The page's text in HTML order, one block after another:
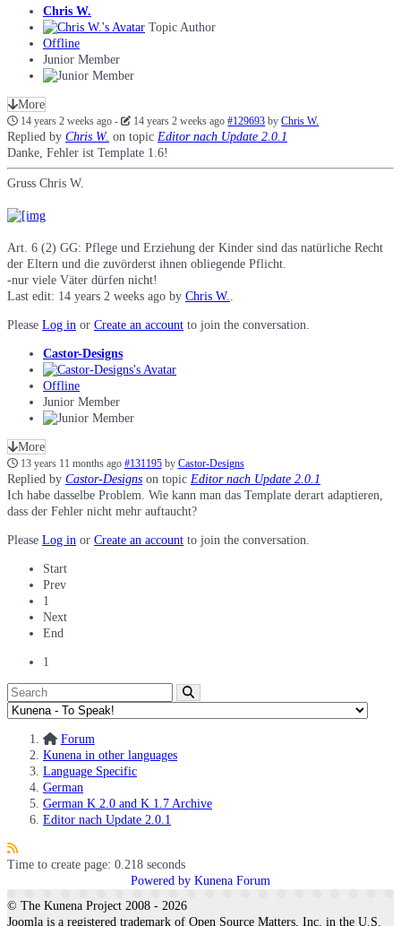
Chris W.
Topic Author
Offline
Junior Member
More
14 years 2 weeks ago- 14 years 2 weeks ago #129693 byChris W.
Replied by Chris W. on topic Editor nach Update 2.0.1
Danke, Fehler ist Template 1.6!
Gruss Chris W.
Art. 6 (2) GG: Pflege und Erziehung der Kinder sind das natürliche Recht
der Eltern und die zuvörderst ihnen obliegende Pflicht.
-nur viele Väter dürfen nicht!
Last edit: 14 years 2 weeks ago by Chris W..
Please Log in or Create an account to join the conversation.
Castor-Designs
Offline
Junior Member
More
13 years 11 months ago #131195 by Castor-Designs
Replied by Castor-Designs on topic Editor nach Update 2.0.1
Ich habe dasselbe Problem. Wie kann man das Template derart adaptieren,
dass der Fehler nicht mehr auftaucht?
Please Log in or Create an account to join the conversation.
Start
Prev
1
Next
End
1
Forum
Kunena in other languages
Language Specific
German
German K 2.0 and K 1.7 Archive
Editor nach Update 2.0.1
Time to create page: 0.218 seconds
Powered by Kunena Forum
© The Kunena Project 2008 - 2026
Joomla is a registered trademark of Open Source Matters, Inc. in the U.S.